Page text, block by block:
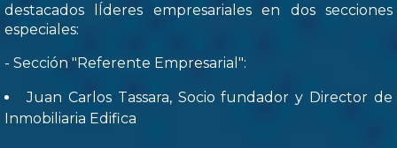
destacados lÍderes empresariales en dos secciones
especiales:
- Sección "Referente Empresarial":
Juan Carlos Tassara, Socio fundador y Director de
Inmobiliaria Edifica